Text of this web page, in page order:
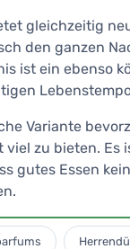
gleichzeitig
den ganzen
ist ein ebenso
Variante
viel zu bieten. Es
gutes Essen